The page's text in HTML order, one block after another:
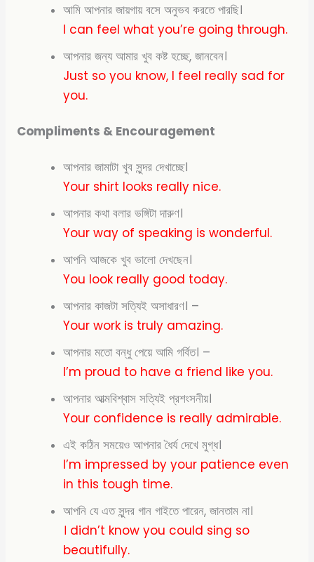
আমি আপনার জায়গায় বসে অনুভব করতে পারছি।
I can feel what you’re going through.
আপনার জন্য আমার খুব কষ্ট হচ্ছে, জানবেন।
Just so you know, I feel really sad for
you.
Compliments & Encouragement
আপনার জামাটা খুব সুন্দর দেখাচ্ছে।
Your shirt looks really nice.
আপনার কথা বলার ভঙ্গিটা দারুণ।
Your way of speaking is wonderful.
আপনি আজকে খুব ভালো দেখছেন।
You look really good today.
আপনার কাজটা সত্যিই অসাধারণ। –
Your work is truly amazing.
আপনার মতো বন্ধু পেয়ে আমি গর্বিত। –
I’m proud to have a friend like you.
আপনার আত্মবিশ্বাস সত্যিই প্রশংসনীয়।
Your confidence is really admirable.
এই কঠিন সময়েও আপনার ধৈর্য দেখে মুগ্ধ।
I’m impressed by your patience even
in this tough time.
আপনি যে এত সুন্দর গান গাইতে পারেন, জানতাম না।
। didn’t know you could sing so
beautifully.